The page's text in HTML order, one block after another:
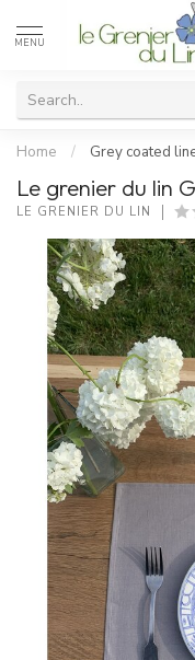
MENU
Home / Grey coated
Le grenier du lin
LE GRENIER DU LIN